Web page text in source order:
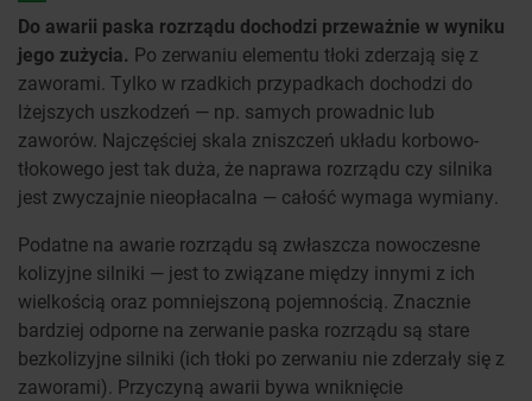
Do awarii paska rozrządu dochodzi przeważnie w wyniku
jego zużycia. Po zerwaniu elementu tłoki zderzają się z
zaworami. Tylko w rzadkich przypadkach dochodzi do
lżejszych uszkodzeń — np. samych prowadnic lub
zaworów. Najczęściej skala zniszczeń układu korbowo-
tłokowego jest tak duża, że naprawa rozrządu czy silnika
jest zwyczajnie nieopłacalna — całość wymaga wymiany.
Podatne na awarie rozrządu są zwłaszcza nowoczesne
kolizyjne silniki — jest to związane między innymi z ich
wielkością oraz pomniejszoną pojemnością. Znacznie
bardziej odporne na zerwanie paska rozrządu są stare
bezkolizyjne silniki (ich tłoki po zerwaniu nie zderzały się z
zaworami). Przyczyną awarii bywa wniknięcie